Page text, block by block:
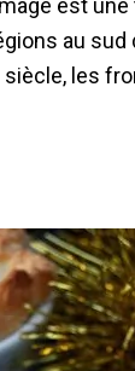
au sud
siècle, les